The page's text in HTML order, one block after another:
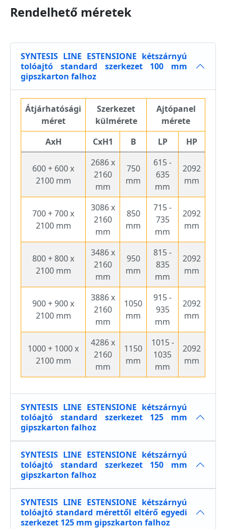
Rendelhető méretek
SYNTESIS LINE ESTENSIONE kétszárnyú
tolóajtó standard szerkezet 100 mm
gipszkarton falhoz
Átjárhatósági
méret
Szerkezet
külmérete
Ajtópanel
mérete
AxH
CxH1 B LP HP
600 + 600 x
2100 mm
2686 x
2160
mm
750
mm
615 -
635
mm
2092
mm
700 + 700 x
2100 mm
3086 x
2160
mm
850
mm
715 -
735
mm
2092
mm
800 + 800 x
2100 mm
3486 x
2160
mm
950
mm
815 -
835
mm
2092
mm
900 + 900 x
2100 mm
3886 x
2160
mm
1050
mm
915 -
935
mm
2092
mm
1000 + 1000 x
2100 mm
4286 x
2160
mm
1150
mm
1015 -
1035
mm
2092
mm
SYNTESIS LINE ESTENSIONE kétszárnyú
tolóajtó standard szerkezet 125 mm
gipszkarton falhoz
SYNTESIS LINE ESTENSIONE kétszárnyú
tolóajtó standard szerkezet 150 mm
gipszkarton falhoz
SYNTESIS LINE ESTENSIONE kétszárnyú
tolóajtó standard mérettől eltérő egyedi
szerkezet 125 mm gipszkarton falhoz